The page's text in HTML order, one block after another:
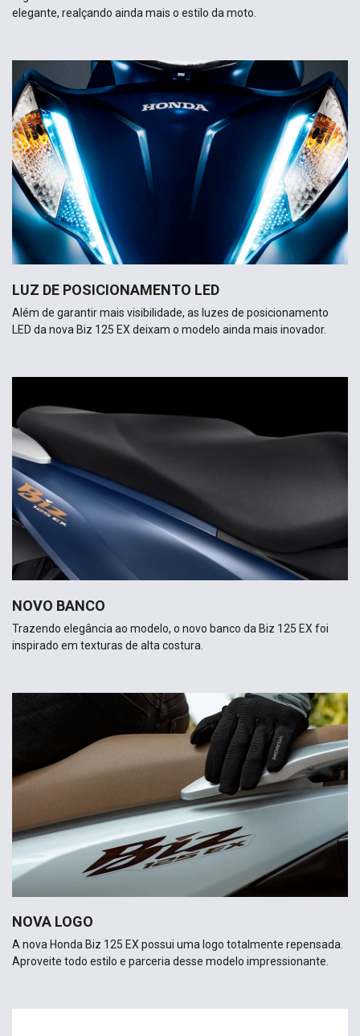
elegante, realçando ainda mais o estilo da moto.
LUZ DE POSICIONAMENTO LED
Além de garantir mais visibilidade, as luzes de posicionamento
LED da nova Biz 125 EX deixam o modelo ainda mais inovador.
NOVO BANCO
Trazendo elegância ao modelo, o novo banco da Biz 125 EX foi
inspirado em texturas de alta costura.
NOVA LOGO
A nova Honda Biz 125 EX possui uma logo totalmente repensada.
Aproveite todo estilo e parceria desse modelo impressionante.